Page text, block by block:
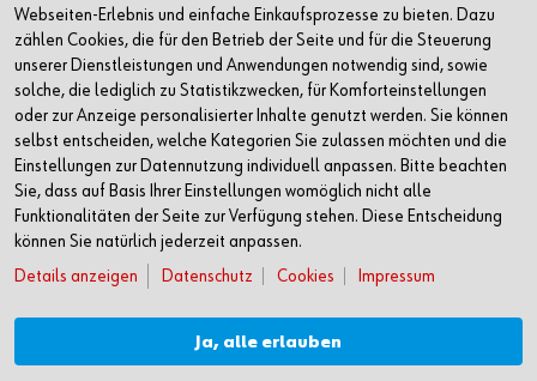
T: +43 50 8242 0
F: +43 50 8242 53333
info@wuerth.at
oder wenden Sie sich an einen Würth Shop in Ihrer Nähe:
Würth Shop finden
Verkauf nur an Unternehmer, Gewerbetreibende, Freiberufler
und öffentliche Institutionen, nicht jedoch an Verbraucher im
Sinne des § 1 Abs. 1 Z 2 KSchG. Alle Preise in € zzgl. MwSt.
Angebot freibleibend. Preisirrtümer und Druckfehler
Webseiten-Erlebnis und einfache Einkaufsprozesse zu bieten. Dazu
zählen Cookies, die für den Betrieb der Seite und für die Steuerung
unserer Dienstleistungen und Anwendungen notwendig sind, sowie
solche, die lediglich zu Statistikzwecken, für Komforteinstellungen
oder zur Anzeige personalisierter Inhalte genutzt werden. Sie können
selbst entscheiden, welche Kategorien Sie zulassen möchten und die
Einstellungen zur Datennutzung individuell anpassen. Bitte beachten
Sie, dass auf Basis Ihrer Einstellungen womöglich nicht alle
Funktionalitäten der Seite zur Verfügung stehen. Diese Entscheidung
können Sie natürlich jederzeit anpassen.
Details anzeigen
Datenschutz Cookies Impressum
Ja, alle erlauben